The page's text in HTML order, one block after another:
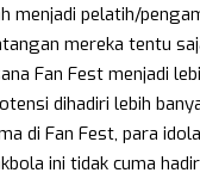
menjadi pelatih/
mereka tentu
Fan Fest menjadi
dihadiri lebih
di Fan Fest, para
ini tidak cuma